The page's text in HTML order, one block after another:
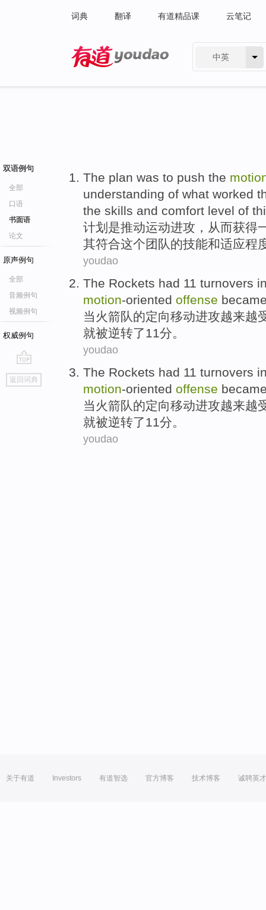
词典 翻译 有道精品课 云笔记
中英
双语例句
全部
口语
书面语
论文
原声例句
全部
音频例句
视频例句
权威例句
go
top
返回词典
The plan was to push the
understanding of what worked
the skills and comfort level of
计划 是推动运动进攻 ， 从而获得
其符合这个团队的技能和适应程
youdao
The Rockets had 11 turnovers
motion-oriented offense
当 火箭队的定向移动进攻越来越
就被逆转了11分。
youdao
The Rockets had 11 turnovers
motion-oriented offense
当 火箭队 的定向移动进攻越来越
就被逆转了 11分。
youdao
关于有道 Investors 有道智选 官方博客 技术博客 诚聘英才